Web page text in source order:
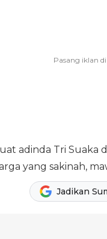
adinda Tri
yang sakinah,
Jadikan